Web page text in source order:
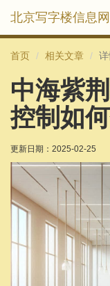
北京写字楼信息网
首页 相关文章
中海紫
控制如
更新日期： 2025-02-25